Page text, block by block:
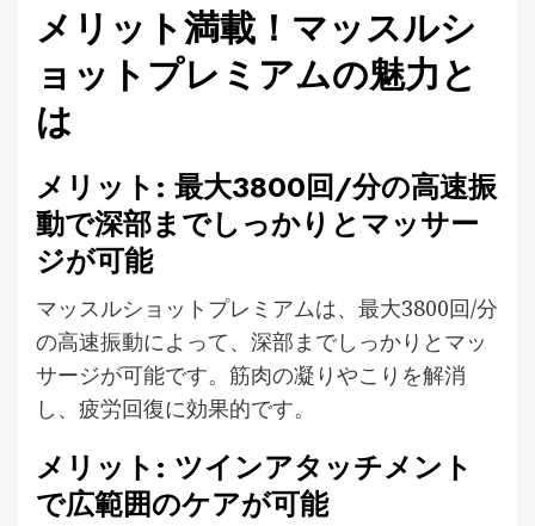
メリット満載！マッスルシ
ョットプレミアムの魅力と
は
メリット: 最大3800回/分の高速振
動で深部までしっかりとマッサー
ジが可能
マッスルショットプレミアムは、最大3800回/分
の高速振動によって、深部までしっかりとマッ
サージが可能です。筋肉の凝りやこりを解消
し、疲労回復に効果的です。
メリット: ツインアタッチメント
で広範囲のケアが可能